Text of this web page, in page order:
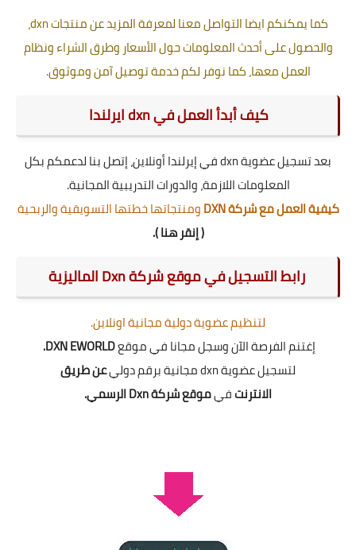
كما يمكنكم ايضا التواصل معنا لمعرفة المزيد عن منتجات dxn،
والحصول على أحدث المعلومات حول الأسعار وطرق الشراء ونظام
العمل معها، كما نوفر لكم خدمة توصيل آمن وموثوق.
كيف أبدأ العمل في dxn ايرلندا
بعد تسجيل عضوية dxn في إيرلندا أونلاين، إتصل بنا لدعمكم بكل
المعلومات اللازمة، والدورات التدريبية المجانية.
كيفية العمل مع شركة DXN
ومنتجاتها خطتها التسويقية والربحية
(إنقر هنا).
رابط التسجيل في موقع شركة Dxn الماليزية
لتنظيم عضوية دولية مجانية اونلاين.
إغتنم الفرصة الآن وسجل مجانا في موقعDXN EWORLD.
لتسجيل عضوية dxn مجانية برقم دولي
عن طريق
الانترنتفيموقع شركة Dxn الرسمي.